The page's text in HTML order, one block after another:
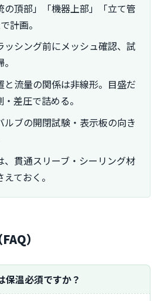
の頂部」「機器上部」「立て管
計画。
ッシング前にメッシュ確認、試
と流量の関係は非線形。目盛だ
差圧で詰める。
ルブの開閉試験・表示板の向き
、貫通スリーブ・シーリング材
ておく。
）
保温必須ですか？